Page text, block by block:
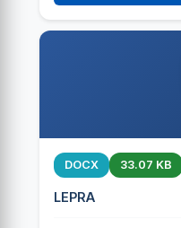
DOCX 33.07 KB
LEPRA